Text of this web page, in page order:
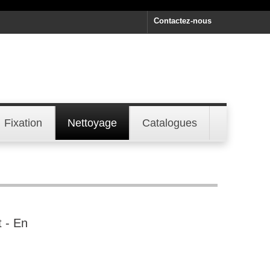
Contactez-nous
Fixation Nettoyage Catalogues
- En